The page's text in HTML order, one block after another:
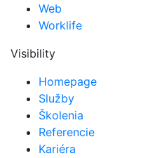
Web
Worklife
Visibility
Homepage
Služby
Školenia
Referencie
Kariéra